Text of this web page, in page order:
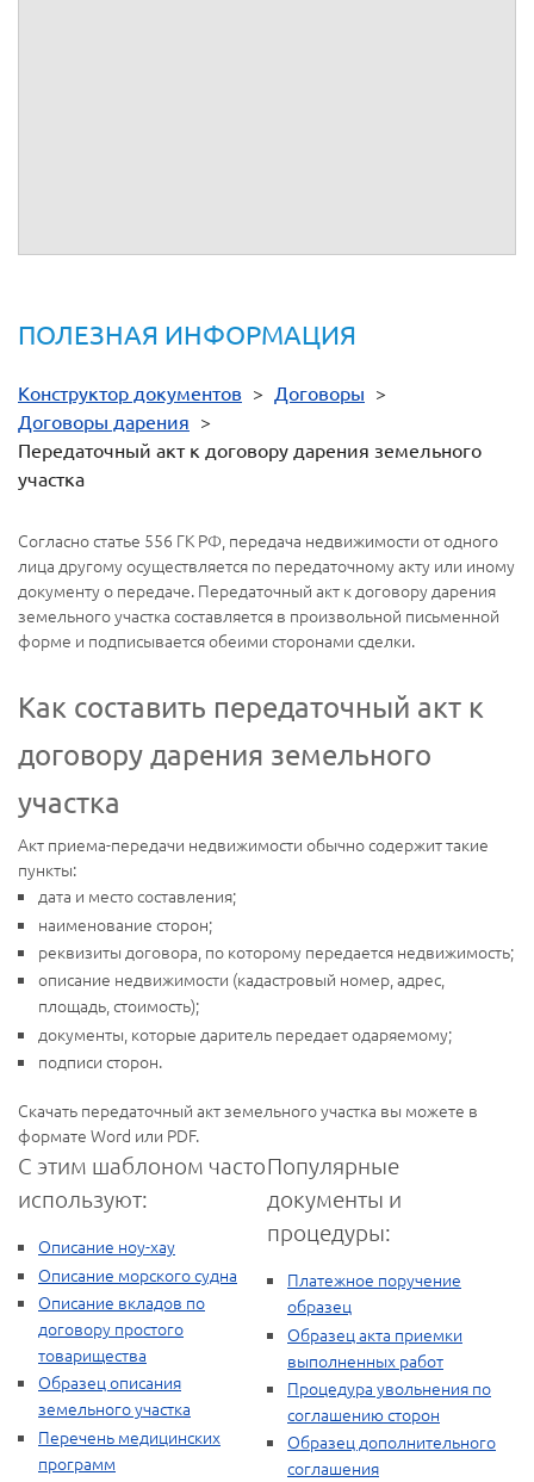
ПОЛЕЗНАЯ ИНФОРМАЦИЯ
Конструктор документов > Договоры >
Договоры дарения >
Передаточный акт к договору дарения земельного
участка
Согласно статье 556 ГК РФ, передача недвижимости от одного
лица другому осуществляется по передаточному акту или иному
документу о передаче. Передаточный акт к договору дарения
земельного участка составляется в произвольной письменной
форме и подписывается обеими сторонами сделки.
Как составить передаточный акт к
договору дарения земельного
участка
Акт приема-передачи недвижимости обычно содержит такие
пункты:
дата и место составления;
наименование сторон;
реквизиты договора, по которому передается недвижимость;
описание недвижимости (кадастровый номер, адрес,
площадь, стоимость);
документы, которые даритель передает одаряемому;
подписи сторон.
Скачать передаточный акт земельного участка вы можете в
формате Word или PDF.
С этим шаблоном часто
используют:
Описание ноу-хау
Описание морского судна
Описание вкладов по
договору простого
товарищества
Образец описания
земельного участка
Перечень медицинских
программ
Популярные
документы и
процедуры:
Платежное поручение
образец
Образец акта приемки
выполненных работ
Процедура увольнения по
соглашению сторон
Образец дополнительного
соглашения